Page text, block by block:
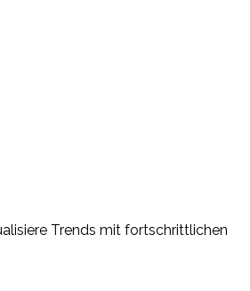
Trends mit fortschrittlichen